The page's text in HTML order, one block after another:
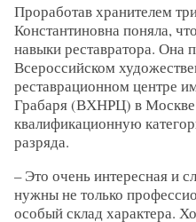
Проработав хранителем
Константиновна поняла,
навыки реставратора. Она
Всероссийском
реставрационном центре
Грабаря (ВХНРЦ) в
квалификационную
разряда.
– Это очень интересная и
нужны не только
особый склад характера.